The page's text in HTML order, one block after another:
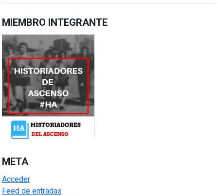
MIEMBRO INTEGRANTE
META
Acceder
Feed de entradas